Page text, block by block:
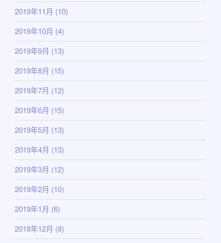
2019年11月 (10)
2019年10月 (4)
2019年9月 (13)
2019年8月 (15)
2019年7月 (12)
2019年6月 (15)
2019年5月 (13)
2019年4月 (13)
2019年3月 (12)
2019年2月 (10)
2019年1月 (6)
2018年12月 (8)